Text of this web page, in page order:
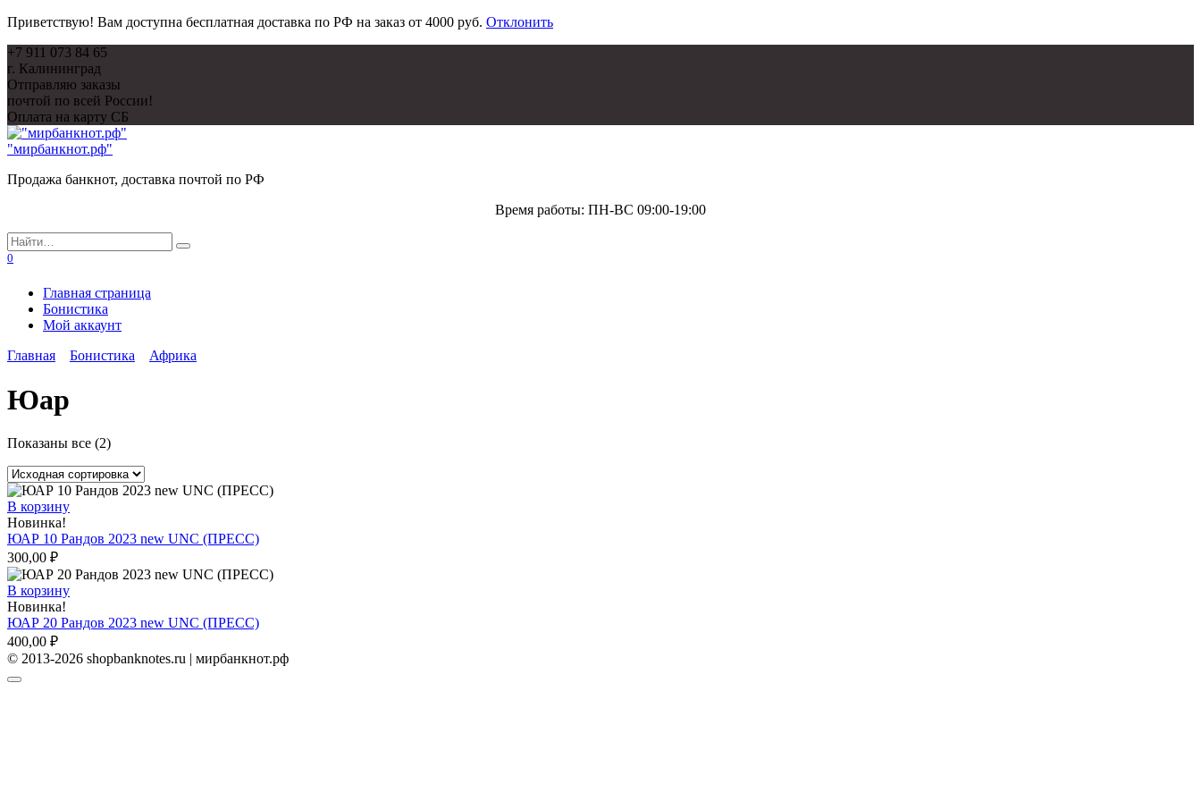
Приветствую! Вам доступна бесплатная доставка по РФ на заказ от 4000 руб. Отклонить
Перейти
к
содержанию
+7 911 073 84 65
г. Калининград
Отправляю заказы
почтой по всей России!
Оплата на карту СБ
"мирбанкнот.рф"
Продажа банкнот, доставка почтой по РФ
Время работы: ПН-ВС 09:00-19:00
Search
for:
0
Главная страница
Бонистика
Мой аккаунт
Главная
Бонистика Африка
Юар
Показаны все (2)
В корзину
Новинка!
ЮАР 10 Рандов 2023 new UNC (ПРЕСС)
300,00 ₽
В корзину
Новинка!
ЮАР 20 Рандов 2023 new UNC (ПРЕСС)
400,00 ₽
© 2013-2026 shopbanknotes.ru | мирбанкнот.рф